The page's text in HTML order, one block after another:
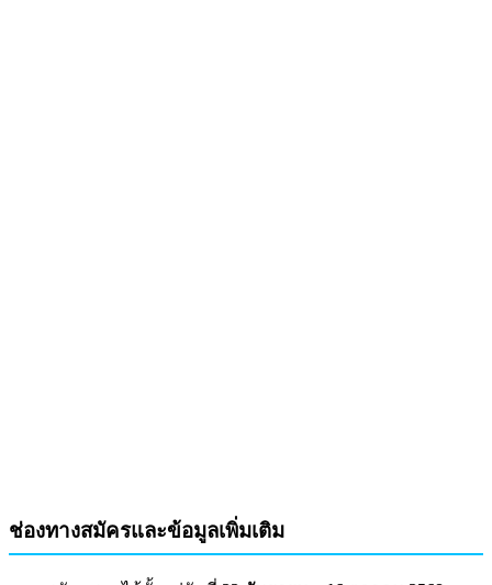
ช่องทางสมัครและข้อมูลเพิ่มเติม